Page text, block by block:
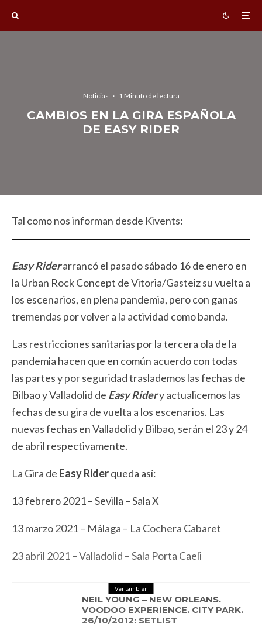
Noticias · 1 Minuto de lectura
CAMBIOS EN LA GIRA ESPAÑOLA
DE EASY RIDER
Tal como nos informan desde Kivents:
Easy Riderarrancó el pasado sábado 16 de enero en
la Urban Rock Concept de Vitoria/Gasteiz su vuelta a
los escenarios, en plena pandemia, pero con ganas
tremendas por volver a la actividad como banda.
Las restricciones sanitarias por la tercera ola de la
pandemia hacen que en común acuerdo con todas
las partes y por seguridad traslademos las fechas de
Bilbao y Valladolid de Easy Ridery actualicemos las
fechas de su gira de vuelta a los escenarios. Las
nuevas fechas en Valladolid y Bilbao, serán el 23 y 24
de abril respectivamente.
La Gira de Easy Riderqueda así:
13 febrero 2021 – Sevilla – Sala X
13 marzo 2021 – Málaga – La Cochera Cabaret
23 abril 2021 – Valladolid – Sala Porta Caeli
Ver también
NEIL YOUNG – NEW ORLEANS.
VOODOO EXPERIENCE. CITY PARK.
26/10/2012: SETLIST